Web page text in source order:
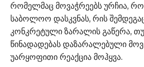
რომელმაც მოვაჭრეებს ურჩია,
საბოლოო დასკვნას, რის
კონკრეტული ზარალის გაწერა,
წინადადებას დაზარალებული
უარყოფითი რეაქცია მოჰყვა.